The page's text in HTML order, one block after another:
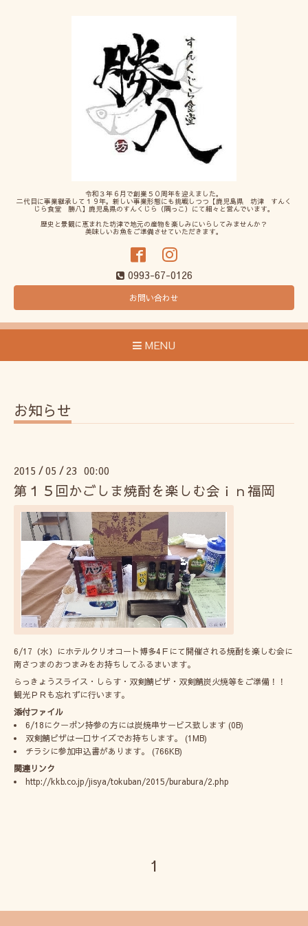
令和３年６月で創業５０周年を迎えました。
二代目に事業継承して１９年。新しい事業形態にも挑戦しつつ【鹿児島県 坊津 すんく
じら食堂 勝八】鹿児島県のすんくじら（隅っこ）にて細々と営んでいます。
歴史と景観に恵まれた坊津で地元の産物を楽しみにいらしてみませんか？
美味しいお魚をご準備させていただきます。
0993-67-0126
お問い合わせ
MENU
お知らせ
2015 /05 / 23 00:00
第１５回かごしま焼酎を楽しむ会ｉｎ福岡
6/17（水）にホテルクリオコート博多4Ｆにて開催される焼酎を楽しむ会に
南さつまのおつまみをお持ちしてふるまいます。
らっきょうスライス・しらす・双剣鯖ピザ・双剣鯖炭火焼等をご準備！！
観光ＰＲも忘れずに行います。
添付ファイル
6/18にクーポン持参の方には炭焼串サービス致します (0B)
双剣鯖ピザは一口サイズでお持ちします。
(1MB)
チラシに参加申込書があります。
(766KB)
関連リンク
http://kkb.co.jp/jisya/tokuban/2015/burabura/2.php
1